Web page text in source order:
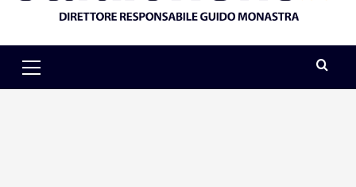
Menu